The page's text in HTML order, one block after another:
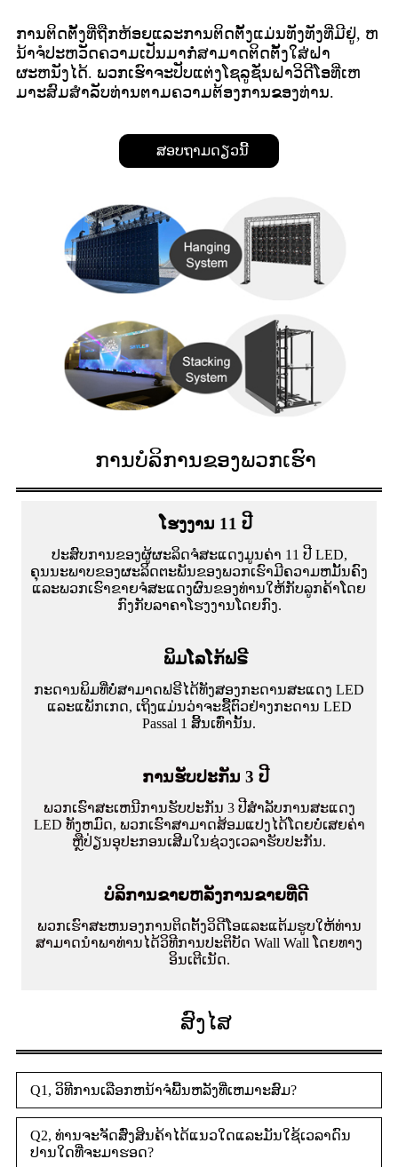
ການຕິດຕັ້ງທີ່ຖືກຫ້ອຍແລະການຕິດຕັ້ງແມ່ນທັງທັງທີ່ມີຢູ່, ຫ
ນ້າຈໍປະຫວັດຄວາມເປັນມາກໍ່ສາມາດຕິດຕັ້ງໃສ່ຝາ
ຜະຫນັງໄດ້. ພວກເຮົາຈະປັບແຕ່ງໂຊລູຊັ່ນຝາວິດີໂອທີ່ເຫ
ມາະສົມສໍາລັບທ່ານຕາມຄວາມຕ້ອງການຂອງທ່ານ.
ສອບຖາມດຽວນີ້
ການບໍລິການຂອງພວກເຮົາ
ໂຮງງານ 11 ປີ
ປະສົບການຂອງຜູ້ຜະລິດຈໍສະແດງມູນຄ່າ 11 ປີ LED,
ຄຸນນະພາບຂອງຜະລິດຕະພັນຂອງພວກເຮົາມີຄວາມຫມັ້ນຄົງ
ແລະພວກເຮົາຂາຍຈໍສະແດງຜົນຂອງທ່ານໃຫ້ກັບລູກຄ້າໂດຍ
ກົງກັບລາຄາໂຮງງານໂດຍກົງ.
ພິມໂລໂກ້ຟຣີ
ກະດານພິມທີ່ບໍ່ສາມາດຟຣີໄດ້ທັງສອງກະດານສະແດງ LED
ແລະແພັກເກດ, ເຖິງແມ່ນວ່າຈະຊື້ຕົວຢ່າງກະດານ LED
Passal 1 ສິ້ນເທົ່ານັ້ນ.
ການຮັບປະກັນ 3 ປີ
ພວກເຮົາສະເຫນີການຮັບປະກັນ 3 ປີສໍາລັບການສະແດງ
LED ທັງຫມົດ, ພວກເຮົາສາມາດສ້ອມແປງໄດ້ໂດຍບໍ່ເສຍຄ່າ
ຫຼືປ່ຽນອຸປະກອນເສີມໃນຊ່ວງເວລາຮັບປະກັນ.
ບໍລິການຂາຍຫລັງການຂາຍທີ່ດີ
ພວກເຮົາສະຫນອງການຕິດຕັ້ງວິດີໂອແລະແຕ້ມຮູບໃຫ້ທ່ານ
ສາມາດນໍາພາທ່ານໄດ້ວິທີການປະຕິບັດ Wall Wall ໂດຍທາງ
ອິນເຕີເນັດ.
ສົງໄສ
Q1, ວິທີການເລືອກຫນ້າຈໍພື້ນຫລັງທີ່ເຫມາະສົມ?
Q2, ທ່ານຈະຈັດສົ່ງສິນຄ້າໄດ້ແນວໃດແລະມັນໃຊ້ເວລາດົນ
ປານໃດທີ່ຈະມາຮອດ?